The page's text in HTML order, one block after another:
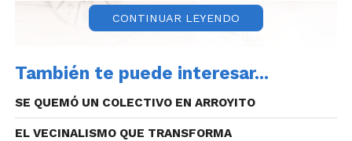
CONTINUAR LEYENDO
También te puede interesar...
SE QUEMÓ UN COLECTIVO EN ARROYITO
EL VECINALISMO QUE TRANSFORMA